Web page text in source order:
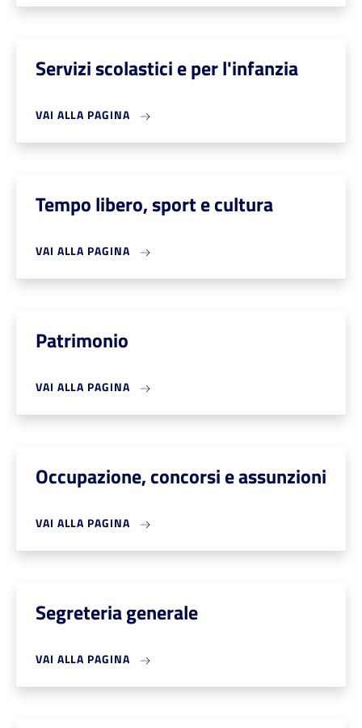
Servizi scolastici e per l'infanzia
VAI ALLA PAGINA
Tempo libero, sport e cultura
VAI ALLA PAGINA
Patrimonio
VAI ALLA PAGINA
Occupazione, concorsi e assunzioni
VAI ALLA PAGINA
Segreteria generale
VAI ALLA PAGINA